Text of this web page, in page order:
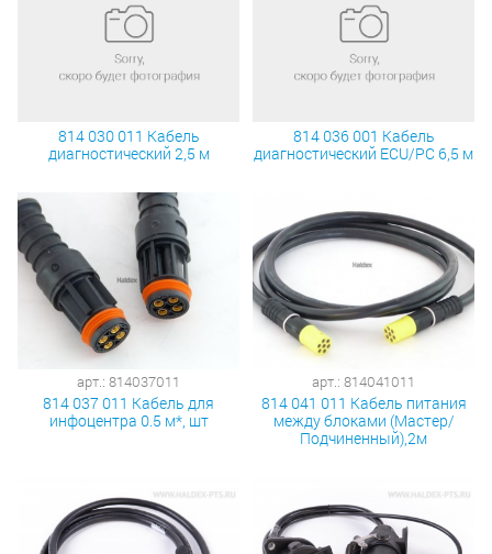
814 030 011 Кабель
диагностический 2,5 м
814 036 001 Кабель
диагностический ECU/PC 6,5 м
арт.: 814037011
814 037 011 Кабель для
инфоцентра 0.5 м*, шт
арт.: 814041011
814 041 011 Кабель питания
между блоками (Мастер/
Подчиненный),2м